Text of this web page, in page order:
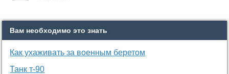
Вам необходимо это знать
Как ухаживать за военным беретом
Танк т-90